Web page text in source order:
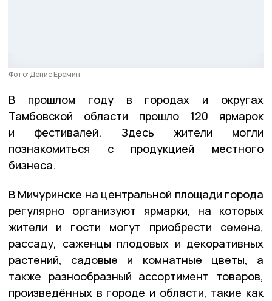
Фото: Денис Ерёмин
В прошлом году в городах и округах
Тамбовской области прошло 120 ярмарок
и фестивалей. Здесь жители могли
познакомиться с продукцией местного
бизнеса.
В Мичуринске на центральной площади города
регулярно организуют ярмарки, на которых
жители и гости могут приобрести семена,
рассаду, саженцы плодовых и декоративных
растений, садовые и комнатные цветы, а
также разнообразный ассортимент товаров,
произведённых в городе и области, такие как